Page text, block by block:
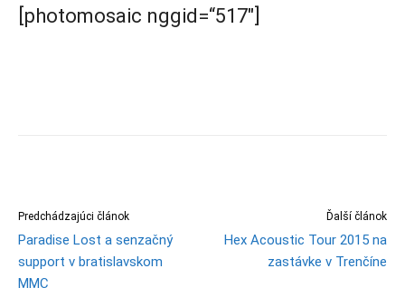
[photomosaic nggid=“517″]
Predchádzajúci článok
Paradise Lost a senzačný
support v bratislavskom
MMC
Ďalší článok
Hex Acoustic Tour 2015 na
zastávke v Trenčíne